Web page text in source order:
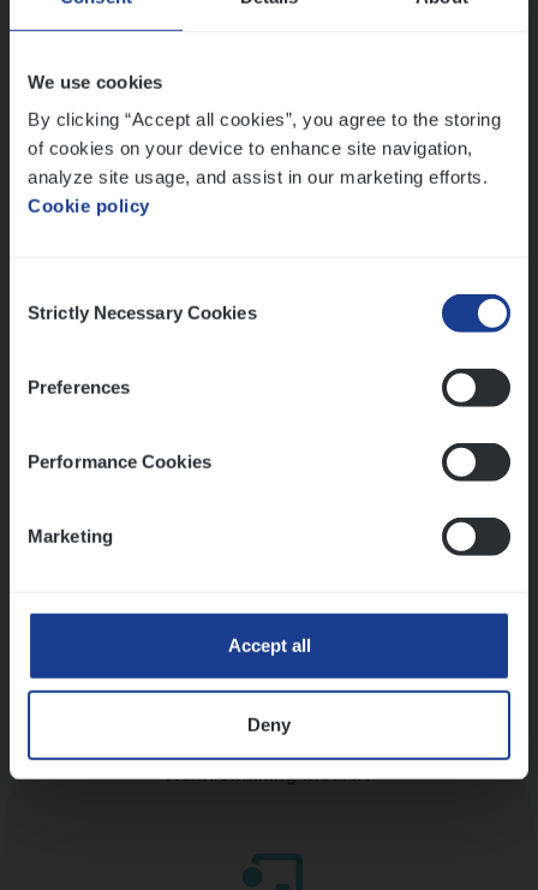
We use cookies
By clicking “Accept all cookies”, you agree to the storing
of cookies on your device to enhance site navigation,
analyze site usage, and assist in our marketing efforts.
Cookie policy
Selection
Strictly Necessary Cookies
Preferences
Performance Cookies
Marketing
Accept all
Deny
Lees onze verhalen
humor
werk
Kennismaking met HR